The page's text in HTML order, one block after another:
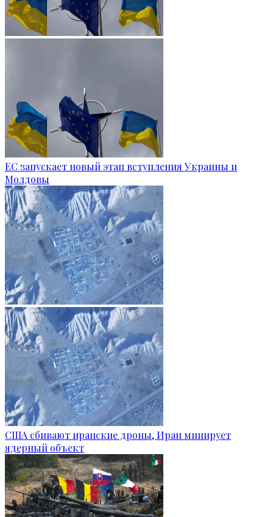
ЕС запускает новый этап вступления Украины и
Молдовы
США сбивают иранские дроны, Иран минирует
ядерный объект